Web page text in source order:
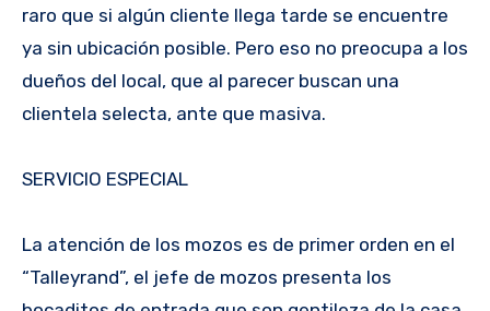
raro que si algún cliente llega tarde se encuentre
ya sin ubicación posible. Pero eso no preocupa a los
dueños del local, que al parecer buscan una
clientela selecta, ante que masiva.
SERVICIO ESPECIAL
La atención de los mozos es de primer orden en el
“Talleyrand”, el jefe de mozos presenta los